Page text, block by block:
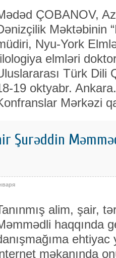
ÇOBANOV,
Məktəbinin
Nyu-York
elmləri
Türk Dili
19 oktyabr.
Mərkəzi
Şurəddin
alim, şair,
haqqında
məkanında